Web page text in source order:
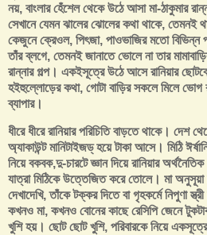
নয়, বাংলার হেঁশেল থেকে উঠে আসা মা-ঠাকুমার
সেখানে যেমন ঝালের ঝোলের কথা থাকে, তেমনই
কেজুনে ক্রেওল, পিৎজা, পাওভাজির মতো বিভিন্ন
তাঁর ব্লগে, তেমনই জানাতে ভোলে না তার
রান্নার গল্প। একইসূত্রে উঠে আসে রানিয়ার
হইহুল্লোড়ের কথা, গোটা বাড়ির সকলে মিলে
ব্যাপার।
ধীরে ধীরে রানিয়ার পরিচিতি বাড়তে থাকে‌। দেশ
অ্যাকাউন্ট মানিটাইজড্ হয়ে টাকা আসে। মিঠি
নিয়ে বকবক,দু-চারটে জ্ঞান দিয়ে রানিয়ার
যাত্রা মিঠিকে উত্তেজিত করে তোলে। মা অনুসূয়া
দেখাদেখি, তাঁকে টক্কর দিতে বা গৃহকর্মে নিপুণা
কখনও মা, কখনও বোনের কাছে রেসিপি জেনে টুকটাক
খুশি হয়। ছোট ছোট খুশি, পরিবারকে নিয়ে